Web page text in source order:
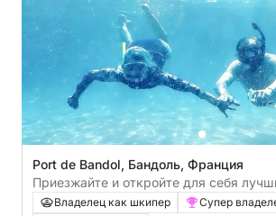
Port de Bandol, Бандоль, Франция
Приезжайте и откройте для себя
снорклинга в этом регионе ✨
Владелец как шкипер
Супер